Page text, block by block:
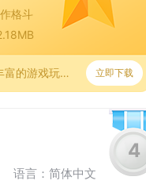
格斗
变形金刚：红蜘蛛涵盖了丰富的游戏玩法，从单人剧情模式、多人在 立即下载
语言：简体中文
4